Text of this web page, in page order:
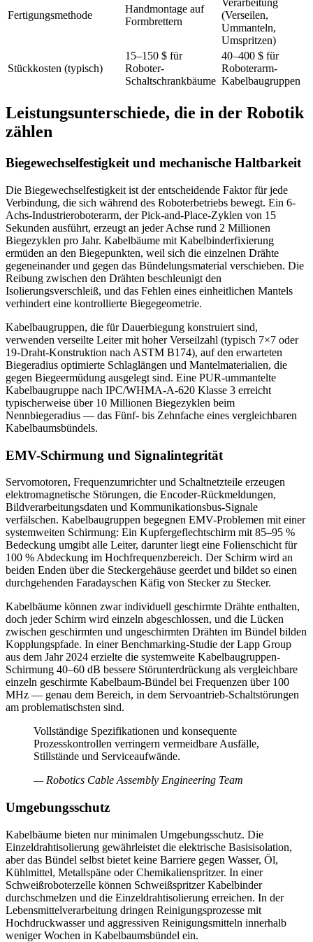
Fertigungsmethode
Handmontage auf
Formbrettern
Verarbeitung
(Verseilen,
Ummanteln,
Umspritzen)
Stückkosten (typisch)
15–150 $ für
Roboter-
Schaltschrankbäume
40–400 $ für
Roboterarm-
Kabelbaugruppen
Leistungsunterschiede, die in der Robotik
zählen
Biegewechselfestigkeit und mechanische Haltbarkeit
Die Biegewechselfestigkeit ist der entscheidende Faktor für jede
Verbindung, die sich während des Roboterbetriebs bewegt. Ein 6-
Achs-Industrieroboterarm, der Pick-and-Place-Zyklen von 15
Sekunden ausführt, erzeugt an jeder Achse rund 2 Millionen
Biegezyklen pro Jahr. Kabelbäume mit Kabelbinderfixierung
ermüden an den Biegepunkten, weil sich die einzelnen Drähte
gegeneinander und gegen das Bündelungsmaterial verschieben. Die
Reibung zwischen den Drähten beschleunigt den
Isolierungsverschleiß, und das Fehlen eines einheitlichen Mantels
verhindert eine kontrollierte Biegegeometrie.
Kabelbaugruppen, die für Dauerbiegung konstruiert sind,
verwenden verseilte Leiter mit hoher Verseilzahl (typisch 7×7 oder
19-Draht-Konstruktion nach ASTM B174), auf den erwarteten
Biegeradius optimierte Schlaglängen und Mantelmaterialien, die
gegen Biegeermüdung ausgelegt sind. Eine PUR-ummantelte
Kabelbaugruppe nach IPC/WHMA-A-620 Klasse 3 erreicht
typischerweise über 10 Millionen Biegezyklen beim
Nennbiegeradius — das Fünf- bis Zehnfache eines vergleichbaren
Kabelbaumsbündels.
EMV-Schirmung und Signalintegrität
Servomotoren, Frequenzumrichter und Schaltnetzteile erzeugen
elektromagnetische Störungen, die Encoder-Rückmeldungen,
Bildverarbeitungsdaten und Kommunikationsbus-Signale
verfälschen. Kabelbaugruppen begegnen EMV-Problemen mit einer
systemweiten Schirmung: Ein Kupfergeflechtschirm mit 85–95 %
Bedeckung umgibt alle Leiter, darunter liegt eine Folienschicht für
100 % Abdeckung im Hochfrequenzbereich. Der Schirm wird an
beiden Enden über die Steckergehäuse geerdet und bildet so einen
durchgehenden Faradayschen Käfig von Stecker zu Stecker.
Kabelbäume können zwar individuell geschirmte Drähte enthalten,
doch jeder Schirm wird einzeln abgeschlossen, und die Lücken
zwischen geschirmten und ungeschirmten Drähten im Bündel bilden
Kopplungspfade. In einer Benchmarking-Studie der Lapp Group
aus dem Jahr 2024 erzielte die systemweite Kabelbaugruppen-
Schirmung 40–60 dB bessere Störunterdrückung als vergleichbare
einzeln geschirmte Kabelbaum-Bündel bei Frequenzen über 100
MHz — genau dem Bereich, in dem Servoantrieb-Schaltstörungen
am problematischsten sind.
Vollständige Spezifikationen und konsequente
Prozesskontrollen verringern vermeidbare Ausfälle,
Stillstände und Serviceaufwände.
— Robotics Cable Assembly Engineering Team
Umgebungsschutz
Kabelbäume bieten nur minimalen Umgebungsschutz. Die
Einzeldrahtisolierung gewährleistet die elektrische Basisisolation,
aber das Bündel selbst bietet keine Barriere gegen Wasser, Öl,
Kühlmittel, Metallspäne oder Chemikalienspritzer. In einer
Schweißroboterzelle können Schweißspritzer Kabelbinder
durchschmelzen und die Einzeldrahtisolierung erreichen. In der
Lebensmittelverarbeitung dringen Reinigungsprozesse mit
Hochdruckwasser und aggressiven Reinigungsmitteln innerhalb
weniger Wochen in Kabelbaumsbündel ein.